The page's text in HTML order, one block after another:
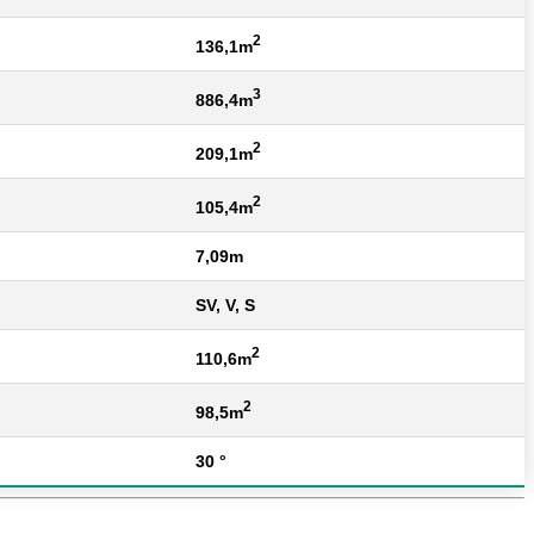
136,1m2
886,4m3
209,1m2
105,4m2
7,09m
SV, V, S
110,6m2
98,5m2
30 °